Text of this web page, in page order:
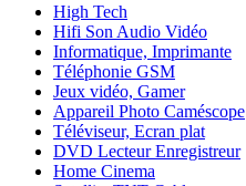
High Tech
Hifi Son Audio Vidéo
Informatique, Imprimante
Téléphonie GSM
Jeux vidéo, Gamer
Appareil Photo Caméscope
Téléviseur, Ecran plat
DVD Lecteur Enregistreur
Home Cinema